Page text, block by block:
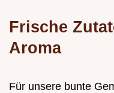
Frische
Aroma
Für unsere bunte